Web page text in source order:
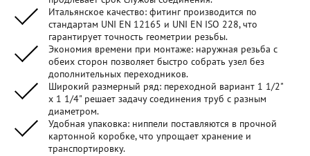
Итальянское качество: фитинг производится по
стандартам UNI EN 12165 и UNI EN ISO 228, что
гарантирует точность геометрии резьбы.
Экономия времени при монтаже: наружная резьба с
обеих сторон позволяет быстро собрать узел без
дополнительных переходников.
Широкий размерный ряд: переходной вариант 1 1/2"
x 1 1/4" решает задачу соединения труб с разным
диаметром.
Удобная упаковка: ниппели поставляются в прочной
картонной коробке, что упрощает хранение и
транспортировку.